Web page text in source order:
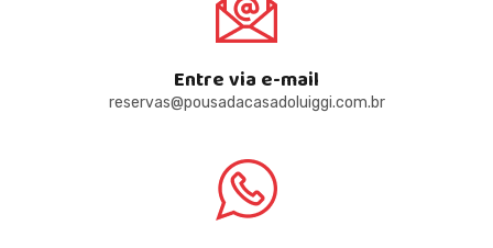
Entre via e-mail
reservas@pousadacasadoluiggi.com.br